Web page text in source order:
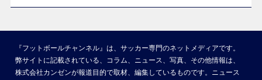
『フットボールチャンネル』は、サッカー専門のネットメディアです。
弊サイトに記載されている、コラム、ニュース、写真、その他情報は、
株式会社カンゼンが報道目的で取材、編集しているものです。ニュース